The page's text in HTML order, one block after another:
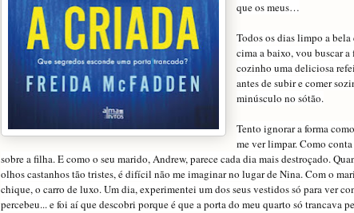
que os meus…
Todos os dias limpo a bela
cima a baixo, vou buscar a
cozinho uma deliciosa
antes de subir e comer
minúsculo no sótão.
Tento ignorar a forma
me ver limpar. Como
sobre a filha. E como o seu marido, Andrew, parece cada dia mais destroçado.
olhos castanhos tão tristes, é difícil não me imaginar no lugar de Nina. Com o
chique, o carro de luxo. Um dia, experimentei um dos seus vestidos só para ver
percebeu... e foi aí que descobri porque é que a porta do meu quarto só trancava